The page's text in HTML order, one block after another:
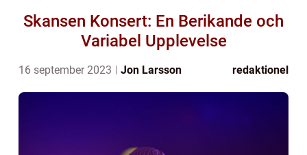
Skansen Konsert: En Berikande och
Variabel Upplevelse
16 september 2023 Jon Larsson redaktionel